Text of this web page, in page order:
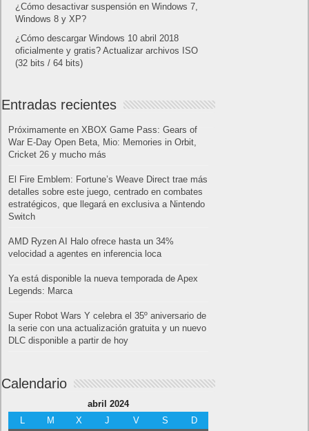
¿Cómo desactivar suspensión en Windows 7,
Windows 8 y XP?
¿Cómo descargar Windows 10 abril 2018
oficialmente y gratis? Actualizar archivos ISO
(32 bits / 64 bits)
Entradas recientes
Próximamente en XBOX Game Pass: Gears of
War E-Day Open Beta, Mio: Memories in Orbit,
Cricket 26 y mucho más
El Fire Emblem: Fortune’s Weave Direct trae más
detalles sobre este juego, centrado en combates
estratégicos, que llegará en exclusiva a Nintendo
Switch
AMD Ryzen AI Halo ofrece hasta un 34%
velocidad a agentes en inferencia loca
Ya está disponible la nueva temporada de Apex
Legends: Marca
Super Robot Wars Y celebra el 35º aniversario de
la serie con una actualización gratuita y un nuevo
DLC disponible a partir de hoy
Calendario
abril 2024
L
M X J V S D